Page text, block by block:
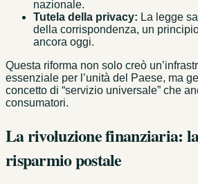
nazionale.
Tutela della privacy: La legge
della corrispondenza, un
ancora oggi.
Questa riforma non solo creò
essenziale per l’unità del Paese, ma
concetto di “servizio universale” che
consumatori.
La rivoluzione finanziaria:
risparmio postale